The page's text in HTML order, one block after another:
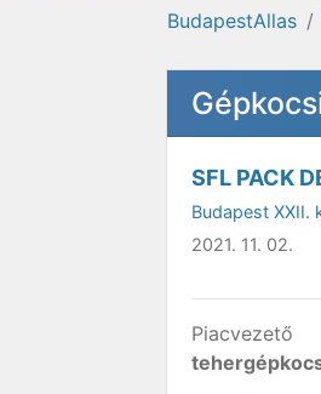
BudapestAllas
SFL PACK
Budapest XXII.
2021. 11. 02.